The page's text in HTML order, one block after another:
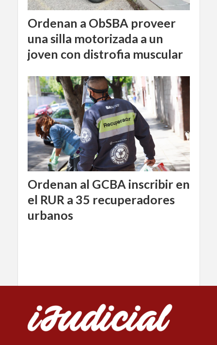
Ordenan a ObSBA proveer
una silla motorizada a un
joven con distrofia muscular
Ordenan al GCBA inscribir en
el RUR a 35 recuperadores
urbanos